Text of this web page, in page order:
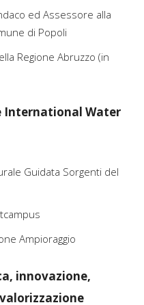
ed Assessore alla
di Popoli
Regione Abruzzo (in
International Water
Guidata Sorgenti del
Ampioraggio
innovazione,